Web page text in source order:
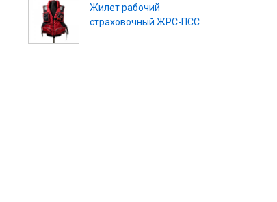
Жилет рабочий
страховочный ЖРС-ПСС